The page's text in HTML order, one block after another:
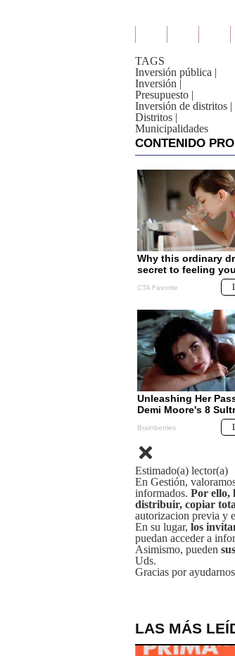
TAGS
Inversión pública |
Inversión |
Presupuesto |
Inversión de distritos |
Distritos |
Municipalidades
Estimado(a) lector(a)
En Gestión,
informados. Por ello,
distribuir, copiar
autorizacion previa y
En su lugar, los
puedan acceder a
Asimismo, pueden
Uds.
Gracias por
LAS MÁS